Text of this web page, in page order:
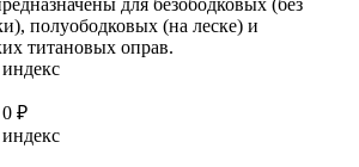
для безободковых (без
полуободковых (на леске) и
титановых оправ.
0 ₽